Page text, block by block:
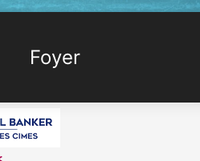
Foyer